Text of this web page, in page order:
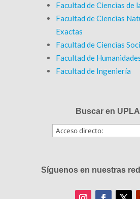
Facultad de Ciencias de
Facultad de Ciencias
Exactas
Facultad de Ciencias
Facultad de
Facultad de Ingeniería
Buscar en
Síguenos en nuestras